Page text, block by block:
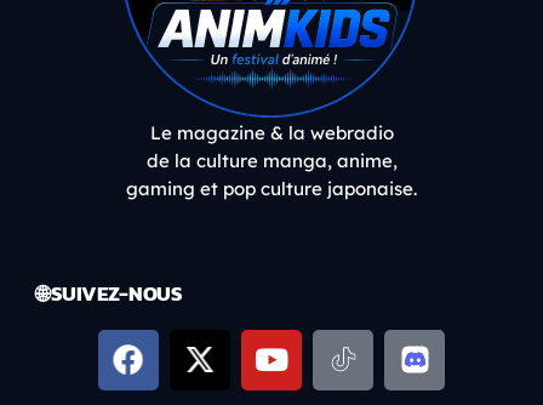
Le magazine & la webradio
de la culture manga, anime,
gaming et pop culture japonaise.
🌐 SUIVEZ-NOUS